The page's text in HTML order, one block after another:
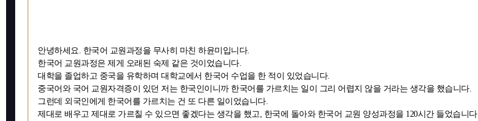
안녕하세요. 한국어 교원과정을 무사히 마친 하윤미입니다.
한국어 교원과정은 제게 오래된 숙제 같은 것이었습니다.
대학을 졸업하고 중국을 유학하며 대학교에서 한국어 수업을 한 적이 있었습니다.
중국어와 국어 교원자격증이 있던 저는 한국인이니까 한국어를 가르치는 일이 그리 어렵지 않을 거라는 생각을 했습니다.
그런데 외국인에게 한국어를 가르치는 건 또 다른 일이었습니다.
제대로 배우고 제대로 가르칠 수 있으면 좋겠다는 생각을 했고, 한국에 돌아와 한국어 교원 양성과정을 120시간 들었습니다.